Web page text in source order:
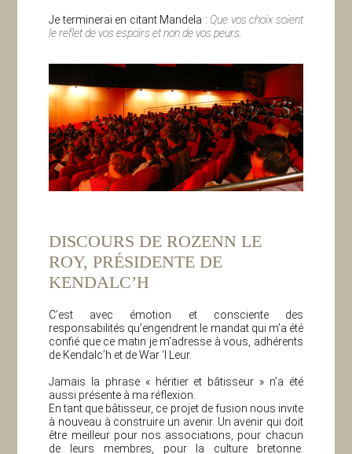
Je terminerai en citant Mandela :Que vos choix soient
le reflet de vos espoirs et non de vos peurs.
DISCOURS DE ROZENN LE
ROY, PRÉSIDENTE DE
KENDALC’H
C’est avec émotion et consciente des
responsabilités qu’engendrent le mandat qui m’a été
confié que ce matin je m’adresse à vous, adhérents
de Kendalc’h et de War ‘l Leur.
Jamais la phrase « héritier et bâtisseur » n’a été
aussi présente à ma réflexion.
En tant que bâtisseur, ce projet de fusion nous invite
à nouveau à construire un avenir. Un avenir qui doit
être meilleur pour nos associations, pour chacun
de leurs membres, pour la culture bretonne.